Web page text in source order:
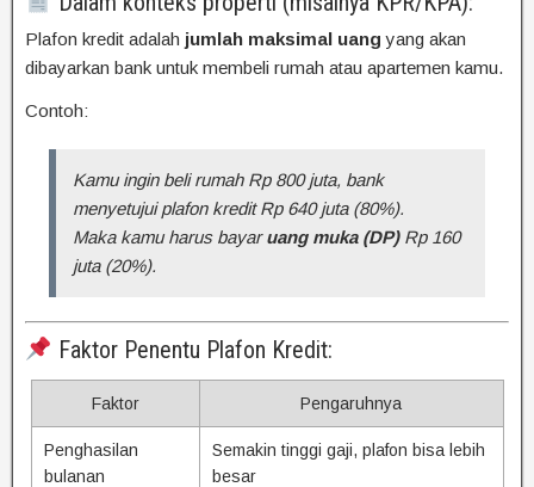
Plafon kredit adalah jumlah maksimal uang yang akan
dibayarkan bank untuk membeli rumah atau apartemen kamu.
Contoh:
Kamu ingin beli rumah Rp 800 juta, bank
menyetujui plafon kredit Rp 640 juta (80%).
Maka kamu harus bayaruang muka (DP)Rp 160
juta (20%).
Faktor Penentu Plafon Kredit:
Faktor Pengaruhnya
Penghasilan
bulanan
Semakin tinggi gaji, plafon bisa lebih
besar